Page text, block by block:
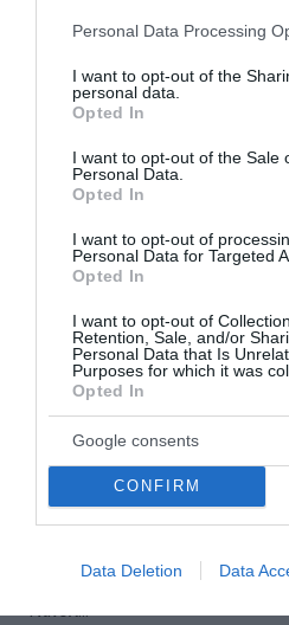
Please note that this website/
not limited to your visit or usage
grant or deny consent to Google
use your data for below
consent section.
Personal Data Processing
I want to opt-out of the
personal data.
Opted In
I want to opt-out of the Sale
Personal Data.
Opted In
I want to opt-out of
Personal Data for Targeted
Opted In
I want to opt-out of
Retention, Sale, and/or
Personal Data that Is
Purposes for which it was
Opted In
Google consents
CONFIRM
Data Deletion Data
11 Αυγούστου 2023
Μη αναστρέψιμη η
Λιζέτας Νικολάου
χαρακτηρίστηκε από
η κατάσταση της υγείας της